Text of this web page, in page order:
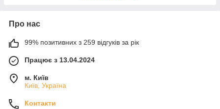
Про нас
99% позитивних з 259 відгуків за рік
Працює з 13.04.2024
м. Київ
Київ, Україна
Контакти